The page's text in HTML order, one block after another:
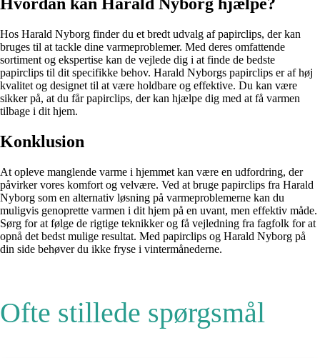
Hvordan kan Harald Nyborg hjælpe?
Hos Harald Nyborg finder du et bredt udvalg af papirclips, der kan
bruges til at tackle dine varmeproblemer. Med deres omfattende
sortiment og ekspertise kan de vejlede dig i at finde de bedste
papirclips til dit specifikke behov. Harald Nyborgs papirclips er af høj
kvalitet og designet til at være holdbare og effektive. Du kan være
sikker på, at du får papirclips, der kan hjælpe dig med at få varmen
tilbage i dit hjem.
Konklusion
At opleve manglende varme i hjemmet kan være en udfordring, der
påvirker vores komfort og velvære. Ved at bruge papirclips fra Harald
Nyborg som en alternativ løsning på varmeproblemerne kan du
muligvis genoprette varmen i dit hjem på en uvant, men effektiv måde.
Sørg for at følge de rigtige teknikker og få vejledning fra fagfolk for at
opnå det bedst mulige resultat. Med papirclips og Harald Nyborg på
din side behøver du ikke fryse i vintermånederne.
Ofte stillede spørgsmål